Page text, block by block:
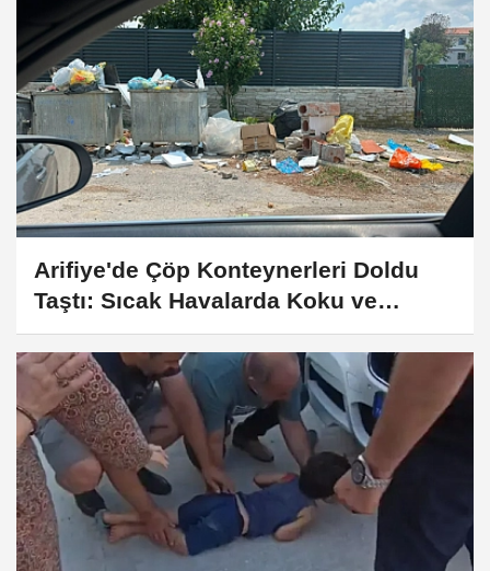
Arifiye'de Çöp Konteynerleri Doldu
Taştı: Sıcak Havalarda Koku ve
Haşere Alarmı!